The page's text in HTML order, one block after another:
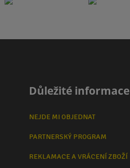
Důležité informace
NEJDE MI OBJEDNAT
PARTNERSKÝ PROGRAM
REKLAMACE A VRÁCENÍ ZBOŽÍ